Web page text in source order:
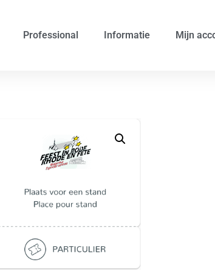
Professional Informatie Mijn